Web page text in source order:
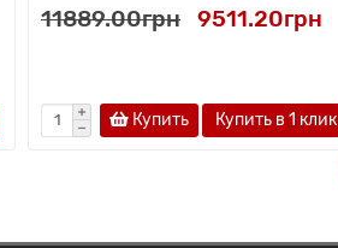
11889.00грн 9511.20грн
Купить Купить в 1 клик